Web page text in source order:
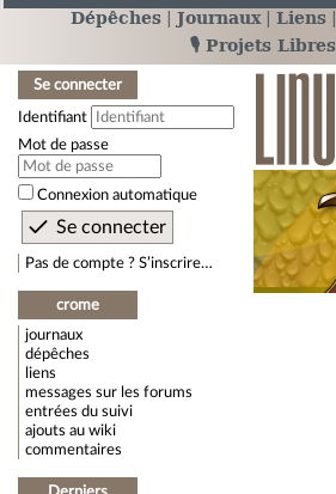
Dépêches Journaux Liens
🎙️ Projets Libres
Se connecter
Identifiant
Mot de passe
Connexion automatique
Pas de compte ? S’inscrire…
crome
journaux
dépêches
liens
messages sur les forums
entrées du suivi
ajouts au wiki
commentaires